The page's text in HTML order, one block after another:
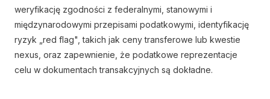
weryfikację zgodności z federalnymi, stanowymi i
międzynarodowymi przepisami podatkowymi, identyfikację
ryzyk „red flag", takich jak ceny transferowe lub kwestie
nexus, oraz zapewnienie, że podatkowe reprezentacje
celu w dokumentach transakcyjnych są dokładne.